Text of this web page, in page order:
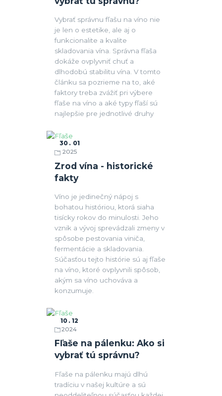
Vybrať správnu fľašu na víno nie
je len o estetike, ale aj o
funkcionalite a kvalite
skladovania vína. Správna fľaša
dokáže ovplyvniť chuť a
dlhodobú stabilitu vína. V tomto
článku sa pozrieme na to, aké
faktory treba zvážiť pri výbere
fľaše na víno a aké typy fľaší sú
najlepšie pre jednotlivé druhy
Zrod vína - historické
fakty
30
01
2025
Fľaše
Víno je jedinečný nápoj s
bohatou históriou, ktorá siaha
tisícky rokov do minulosti. Jeho
vznik a vývoj sprevádzali zmeny v
spôsobe pestovania viniča,
fermentácie a skladovania.
Súčasťou tejto histórie sú aj fľaše
na víno, ktoré ovplyvnili spôsob,
akým sa víno uchováva a
konzumuje.
Fľaše na pálenku: Ako si
vybrať tú správnu?
10
12
2024
Fľaše
Fľaše na pálenku majú dlhú
tradíciu v našej kultúre a sú